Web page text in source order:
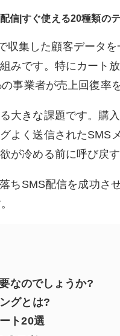
信|すぐ使える20種類の
収集した顧客データ
みです。特にカート
事業者が売上回復率
大きな課題です。購
よく送信されたSMS
が冷める前に呼び戻
ちSMS配信を成功さ
なのでしょうか?
グとは?
ト20選